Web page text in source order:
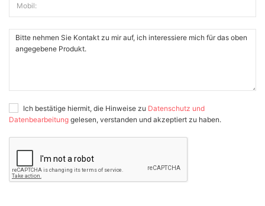
Mobil:
Ich bestätige hiermit, die Hinweise zu Datenschutz und
Datenbearbeitung gelesen, verstanden und akzeptiert zu haben.